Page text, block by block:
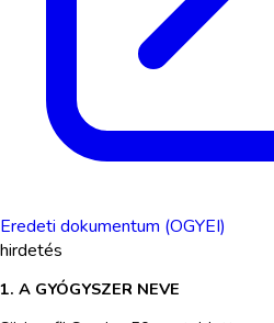
Eredeti dokumentum (OGYEI)
hirdetés
1. A GYÓGYSZER NEVE